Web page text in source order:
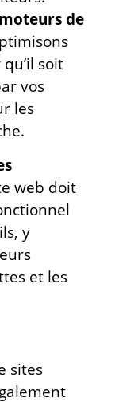
de
soit
vos
les
web doit
y
et les
sites